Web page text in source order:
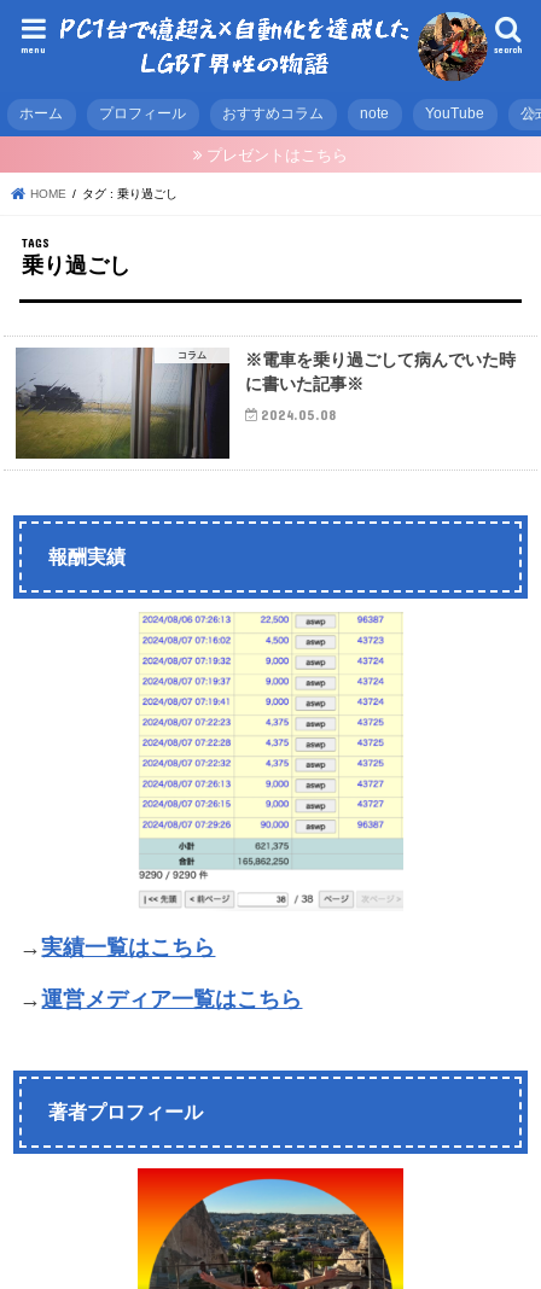
search
menu
ホーム プロフィール おすすめコラム note YouTube 公
プレゼントはこちら
HOME タグ : 乗り過ごし
乗り過ごし
コラム
※電車を乗り過ごして病んでいた時
に書いた記事※
2024.05.08
報酬実績
→実績一覧はこちら
→運営メディア一覧はこちら
著者プロフィール